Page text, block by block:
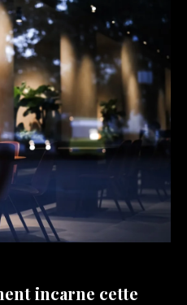
incarne cette